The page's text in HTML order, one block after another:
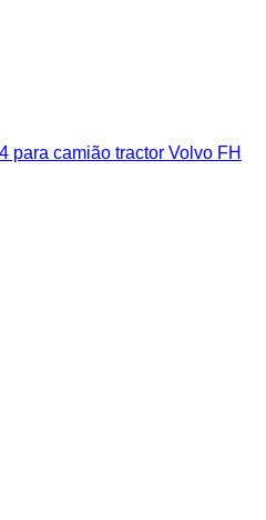
para camião tractor Volvo FH